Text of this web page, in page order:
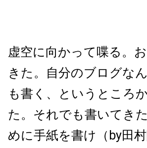
虚空に向かって喋る。
きた。自分のブログな
も書く、というところ
た。それでも書いてき
めに手紙を書け（by田